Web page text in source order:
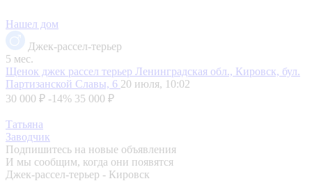
Нашел дом
Джек-рассел-терьер
5 мес.
Щенок джек рассел терьер Ленинградская обл., Кировск, бул.
Партизанской Славы, 6 20 июля, 10:02
30 000 ₽ -14% 35 000 ₽
Татьяна
Заводчик
Подпишитесь на новые объявления
И мы сообщим, когда они появятся
Джек-рассел-терьер - Кировск